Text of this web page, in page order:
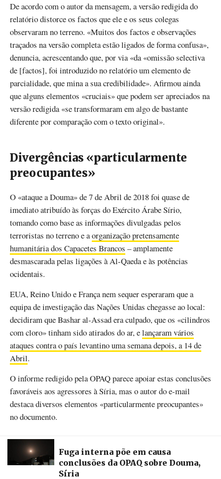
De acordo com o autor da mensagem, a versão redigida do
relatório distorce os factos que ele e os seus colegas
observaram no terreno. «Muitos dos factos e observações
traçados na versão completa estão ligados de forma confusa»,
denuncia, acrescentando que, por via «da «omissão selectiva
de [factos], foi introduzido no relatório um elemento de
parcialidade, que mina a sua credibilidade». Afirmou ainda
que alguns elementos «cruciais» que podem ser apreciados na
versão redigida «se transformaram em algo de bastante
diferente por comparação com o texto original».
Divergências «particularmente
preocupantes»
O «ataque a Douma» de 7 de Abril de 2018 foi quase de
imediato atribuído às forças do Exército Árabe Sírio,
tomando como base as informações divulgadas pelos
terroristas no terreno e aorganização pretensamente
humanitária dos Capacetes Brancos – amplamente
desmascarada pelas ligações à Al-Qaeda e às potências
ocidentais.
EUA, Reino Unido e França nem sequer esperaram que a
equipa de investigação das Nações Unidas chegasse ao local:
decidiram que Bashar al-Assad era culpado, que os «cilindros
com cloro» tinham sido atirados do ar, elançaram vários
ataques contra o país levantino uma semana depois, a 14 de
Abril.
O informe redigido pela OPAQ parece apoiar estas conclusões
favoráveis aos agressores à Síria, mas o autor do e-mail
destaca diversos elementos «particularmente preocupantes»
no documento.
Fuga interna põe em causa
conclusões da OPAQ sobre Douma,
Síria